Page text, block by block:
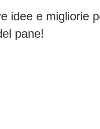
idee e migliorie
pane!